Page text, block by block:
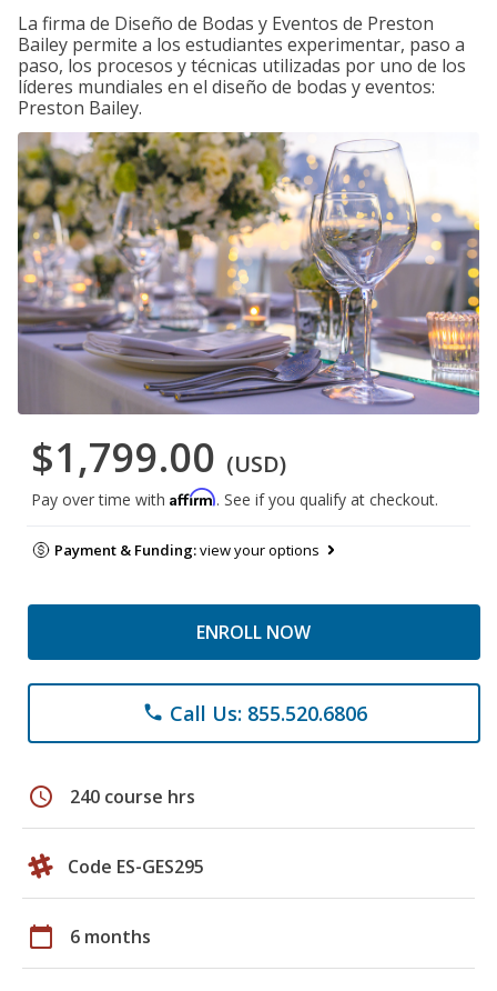
La firma de Diseño de Bodas y Eventos de Preston
Bailey permite a los estudiantes experimentar, paso a
paso, los procesos y técnicas utilizadas por uno de los
líderes mundiales en el diseño de bodas y eventos:
Preston Bailey.
$1,799.00 (USD)
Pay over time with Affirm. See if you qualify at checkout.
Payment & Funding:view your options
ENROLL NOW
phone Call Us: 855.520.6806
schedule 240 course hrs
Code ES-GES295
calendar_today 6 months